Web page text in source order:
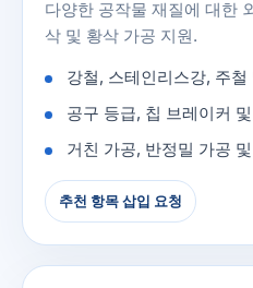
다양한 공작물 재질에 대한
삭 및 황삭 가공 지원.
강철, 스테인리스강, 주
공구 등급, 칩 브레이커
거친 가공, 반정밀 가공
추천 항목 삽입 요청